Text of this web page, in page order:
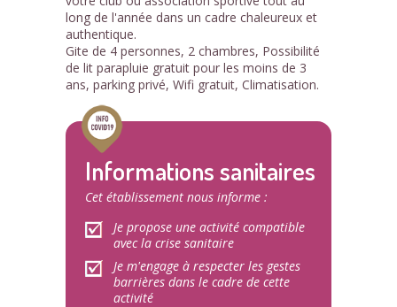
long de l'année dans un cadre chaleureux et
authentique.
Gite de 4 personnes, 2 chambres, Possibilité
de lit parapluie gratuit pour les moins de 3
ans, parking privé, Wifi gratuit, Climatisation.
Informations sanitaires
Cet établissement nous informe :
Je propose une activité compatible
avec la crise sanitaire
Je m'engage à respecter les gestes
barrières dans le cadre de cette
activité